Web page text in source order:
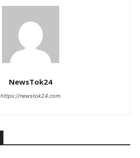
NewsTok24
https://newstok24.com